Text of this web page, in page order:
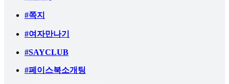
#쪽지
#여자만나기
#SAYCLUB
#페이스북소개팅